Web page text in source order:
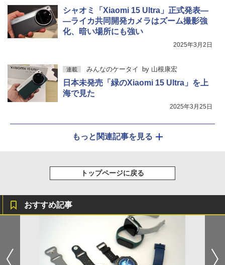
シャオミ「Xiaomi 15 Ultra」正式発表―
―ライカ共同開発カメラはズーム撮影強
化、暗い場所にも強い
2025年3月2日
連載 みんなのケータイ by 山根康宏
日本未発売「緑のXiaomi 15 Ultra」を上
海で見た
2025年3月25日
もっと関連記事を見る
トップページに戻る
おすすめ記事